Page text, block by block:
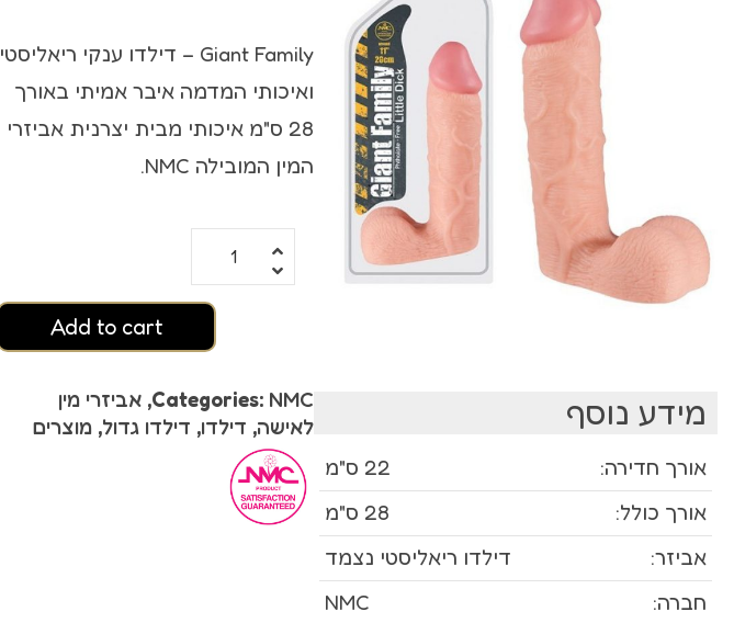
ויברטור עם מאלץ אורגזמה
ויברטורים ריאליסטיים
סטרפ און
מג'יק וונד
רוקט פוקט
שואבים ויונקים
מידע נוסף
אורך חדירה:
22 ס"מ
אורך כולל:
28 ס"מ
אביזר:
דילדו ריאליסטי נצמד
חברה:
NMC
Giant Family – דילדו ענקי ריאליסטי
ואיכותי המדמה איבר אמיתי באורך
28 ס"מ איכותי מבית יצרנית אביזרי
המין המובילה NMC.
Add to cart
Categories: NMC
, אביזרי מין
לאישה, דילדו, דילדו גדול, מוצרים